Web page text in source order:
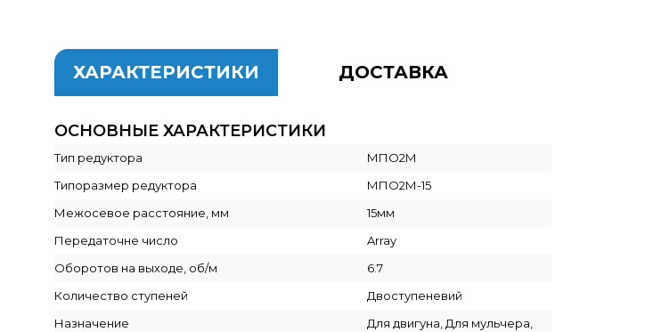
ХАРАКТЕРИСТИКИ ДОСТАВКА
ОСНОВНЫЕ ХАРАКТЕРИСТИКИ
Тип редуктора
МПО2М
Типоразмер редуктора
МПО2М-15
Межосевое расстояние, мм
15мм
Передаточне число
Array
Оборотов на выходе, об/м
6.7
Количество ступеней
Двоступеневий
Назначение
Для двигуна, Для мульчера,